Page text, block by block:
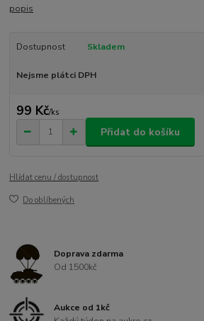
popis
Dostupnost Skladem
Nejsme plátci DPH
99 Kč/ks
Přidat do košíku
Hlídat cenu / dostupnost
Do oblíbených
Doprava zdarma
Od 1500kč
Aukce od 1kč